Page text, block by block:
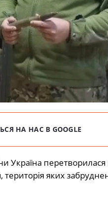
НА НАС В GOOGLE
Україна перетворилася
територія яких